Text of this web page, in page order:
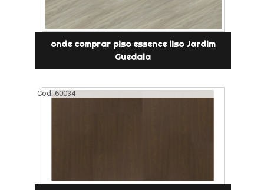
onde comprar piso essence liso Jardim
Guedala
Cod.:60034